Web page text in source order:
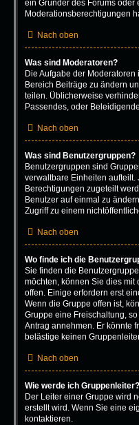
ein Gründer des Forums oder
Moderationsberechtigungen
Nach oben
Was sind Moderatoren?
Die Aufgabe der
Bereich Beiträge zu ändern
teilen. Üblicherweise
Passendes, oder
Nach oben
Was sind Benutzergruppen?
Benutzergruppen sind
verwaltbare Einheiten
Berechtigungen zugeteilt
Benutzer auf einmal zu
Zugriff zu einem
Nach oben
Wo finde ich die
Sie finden die
möchten, können Sie dies
offen. Einige erfordern erst
Wenn die Gruppe offen ist,
Gruppe eine Freischaltung,
Antrag annehmen. Er könnte
belästige keinen
Nach oben
Wie werde ich Gruppenleiter?
Der Leiter einer Gruppe wird
erstellt wird. Wenn Sie eine
kontaktieren.